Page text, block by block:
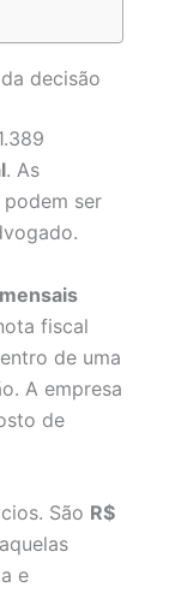
decisão
. As
ser
fiscal
de uma
A empresa
de
São R$
e